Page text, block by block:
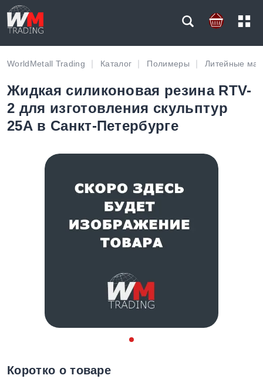
WorldMetall Trading Каталог Полимеры Литейные
Жидкая силиконовая резина RTV-
2 для изготовления скульптур
25А в Санкт-Петербурге
Коротко о товаре